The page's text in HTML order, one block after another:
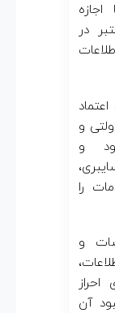
در
و
و
را
و
آن